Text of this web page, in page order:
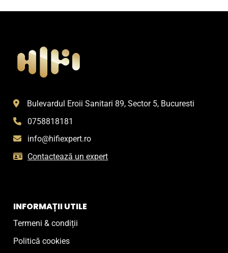
Bulevardul Eroii Sanitari 89, Sector 5, Bucuresti
0758818181
info@hifiexpert.ro
Contactează un expert
INFORMAȚII UTILE
Termeni & condiții
Politică cookies